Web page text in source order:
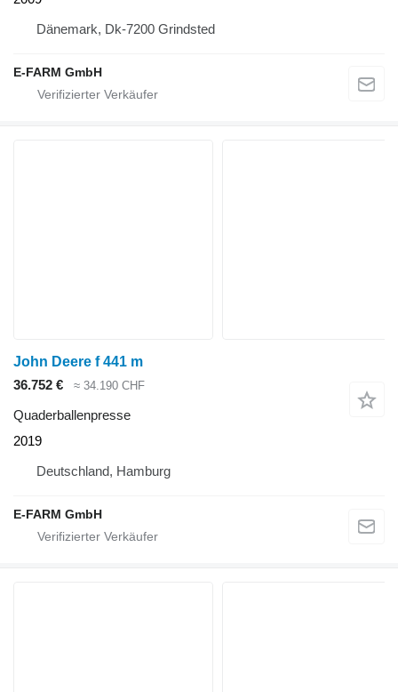
Dänemark, Dk-7200 Grindsted
E-FARM GmbH
John Deere f 441 m
36.752 €
≈ 34.190 CHF
Quaderballenpresse
2019
Deutschland, Hamburg
E-FARM GmbH